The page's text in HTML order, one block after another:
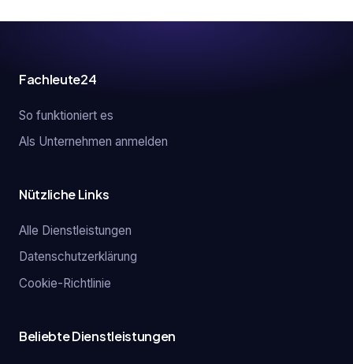
Fachleute24
So funktioniert es
Als Unternehmen anmelden
Nützliche Links
Alle Dienstleistungen
Datenschutzerklärung
Cookie-Richtlinie
Beliebte Dienstleistungen